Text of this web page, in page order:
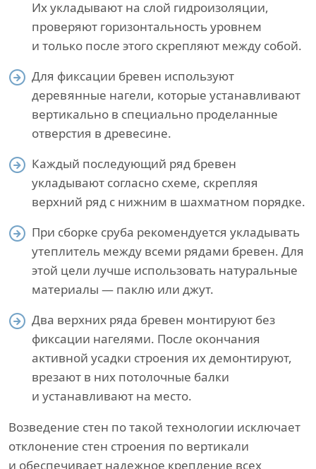
Их укладывают на слой гидроизоляции,
проверяют горизонтальность уровнем
и только после этого скрепляют между собой.
Для фиксации бревен используют
деревянные нагели, которые устанавливают
вертикально в специально проделанные
отверстия в древесине.
Каждый последующий ряд бревен
укладывают согласно схеме, скрепляя
верхний ряд с нижним в шахматном порядке.
При сборке сруба рекомендуется укладывать
утеплитель между всеми рядами бревен. Для
этой цели лучше использовать натуральные
материалы — паклю или джут.
Два верхних ряда бревен монтируют без
фиксации нагелями. После окончания
активной усадки строения их демонтируют,
врезают в них потолочные балки
и устанавливают на место.
Возведение стен по такой технологии исключает
отклонение стен строения по вертикали
и обеспечивает надежное крепление всех